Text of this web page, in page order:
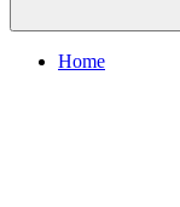
Home